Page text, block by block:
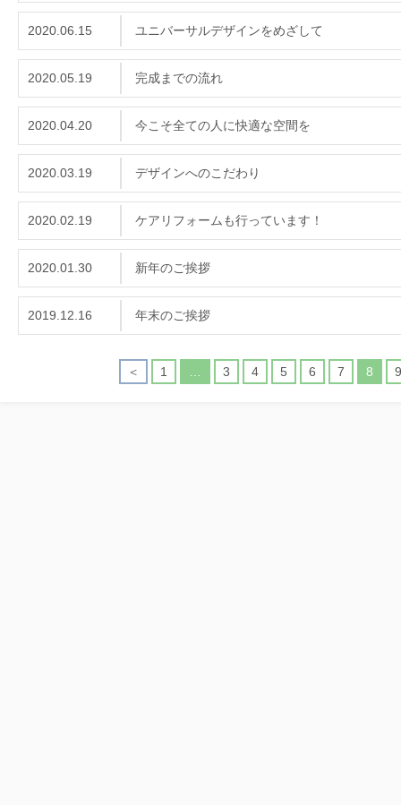
2020.06.15 ユニバーサルデザインをめざして
2020.05.19 完成までの流れ
2020.04.20 今こそ全ての人に快適な空間を
2020.03.19 デザインへのこだわり
2020.02.19 ケアリフォームも行っています！
2020.01.30 新年のご挨拶
2019.12.16 年末のご挨拶
＜ 1 3 4 5 6 7 8 9